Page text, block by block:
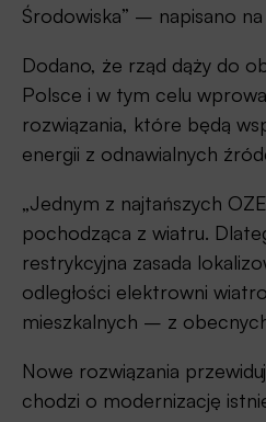
Środowiska” – napisano
Dodano, że rząd dąży do
Polsce i w tym celu
rozwiązania, które będą
energii z odnawialnych
„Jednym z najtańszych
pochodząca z wiatru.
restrykcyjna zasada
odległości elektrowni
mieszkalnych – z
Nowe rozwiązania
chodzi o modernizację